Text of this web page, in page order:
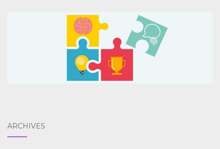
ARCHIVES